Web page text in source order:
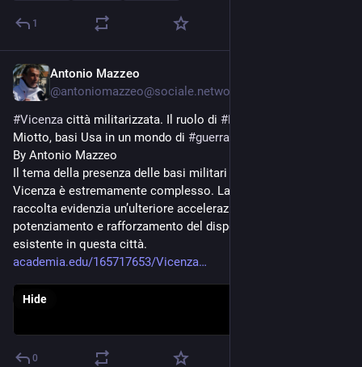
1
Antonio Mazzeo
@antoniomazzeo@sociale.network
#Vicenza città militarizzata. Il ruolo di #Ederle
Miotto, basi Usa in un mondo di #guerra
By Antonio Mazzeo
Il tema della presenza delle basi militari statunitensi a
Vicenza è estremamente complesso. La documentazione
raccolta evidenzia un’ulteriore accelerazione, un ulteriore
potenziamento e rafforzamento del dispositivo militare
esistente in questa città.
academia.edu/165717653/Vicenza
Hide
0